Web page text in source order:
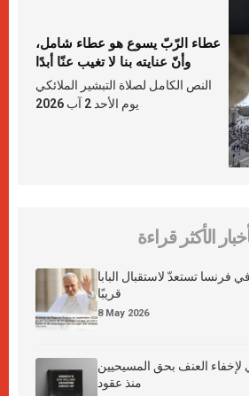
عطاء الرّبّ يسوع هو عطاء شامل،
وأنّ عنايته بنا لا تغيب عنّا أبدًا
النص الكامل لصلاة التبشير الملائكي
يوم الأحد 2 آب 2026
الأكثر قراءة
فرنسا تستعدّ لاستقبال البابا
قريبًا
8 May 2026
لإخفاء العنف بحق المسيحيين
منذ عقود